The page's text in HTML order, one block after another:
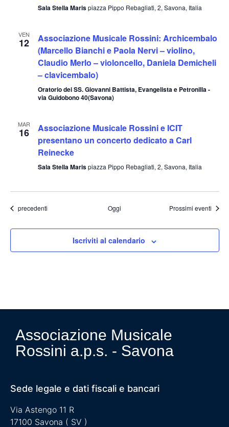
Sala Stella Marispiazza Pippo Rebagliati, 2, Savona, Italia
VEN
12
Associazione Musicale Rossini: Archicembalo
(Marcello Bianchi e Paola Nervi – violino,
Claudio Merlo – violoncello, Daniela Demicheli
– clavicembalo)
Oratorio dei SS. Giovanni Battista, Evangelista e Petronilla -
via Guidobono 40(Savona)
MAR
16
Associazione Musicale Rossini e ICIT
presentano un concerto dedicato a Carl
Reinecke
Sala Stella Marispiazza Pippo Rebagliati, 2, Savona, Italia
Eventi
precedenti Oggi Prossimi eventi
Iscriviti al calendario
Associazione Musicale
Rossini a.p.s. - Savona
Sede legale e dati fiscali e bancari
Via Astengo 11 R
17100 Savona ( SV )